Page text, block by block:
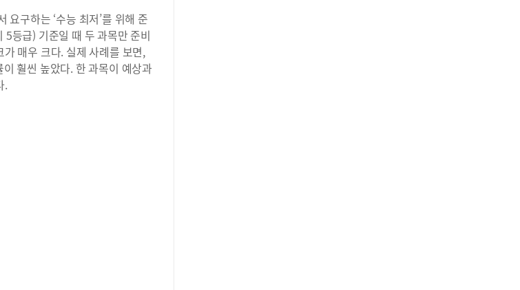
요구하는 ‘수능 최저’를 위해 준
5등급) 기준일 때 두 과목만 준비
매우 크다. 실제 사례를 보면,
훨씬 높았다. 한 과목이 예상과
.